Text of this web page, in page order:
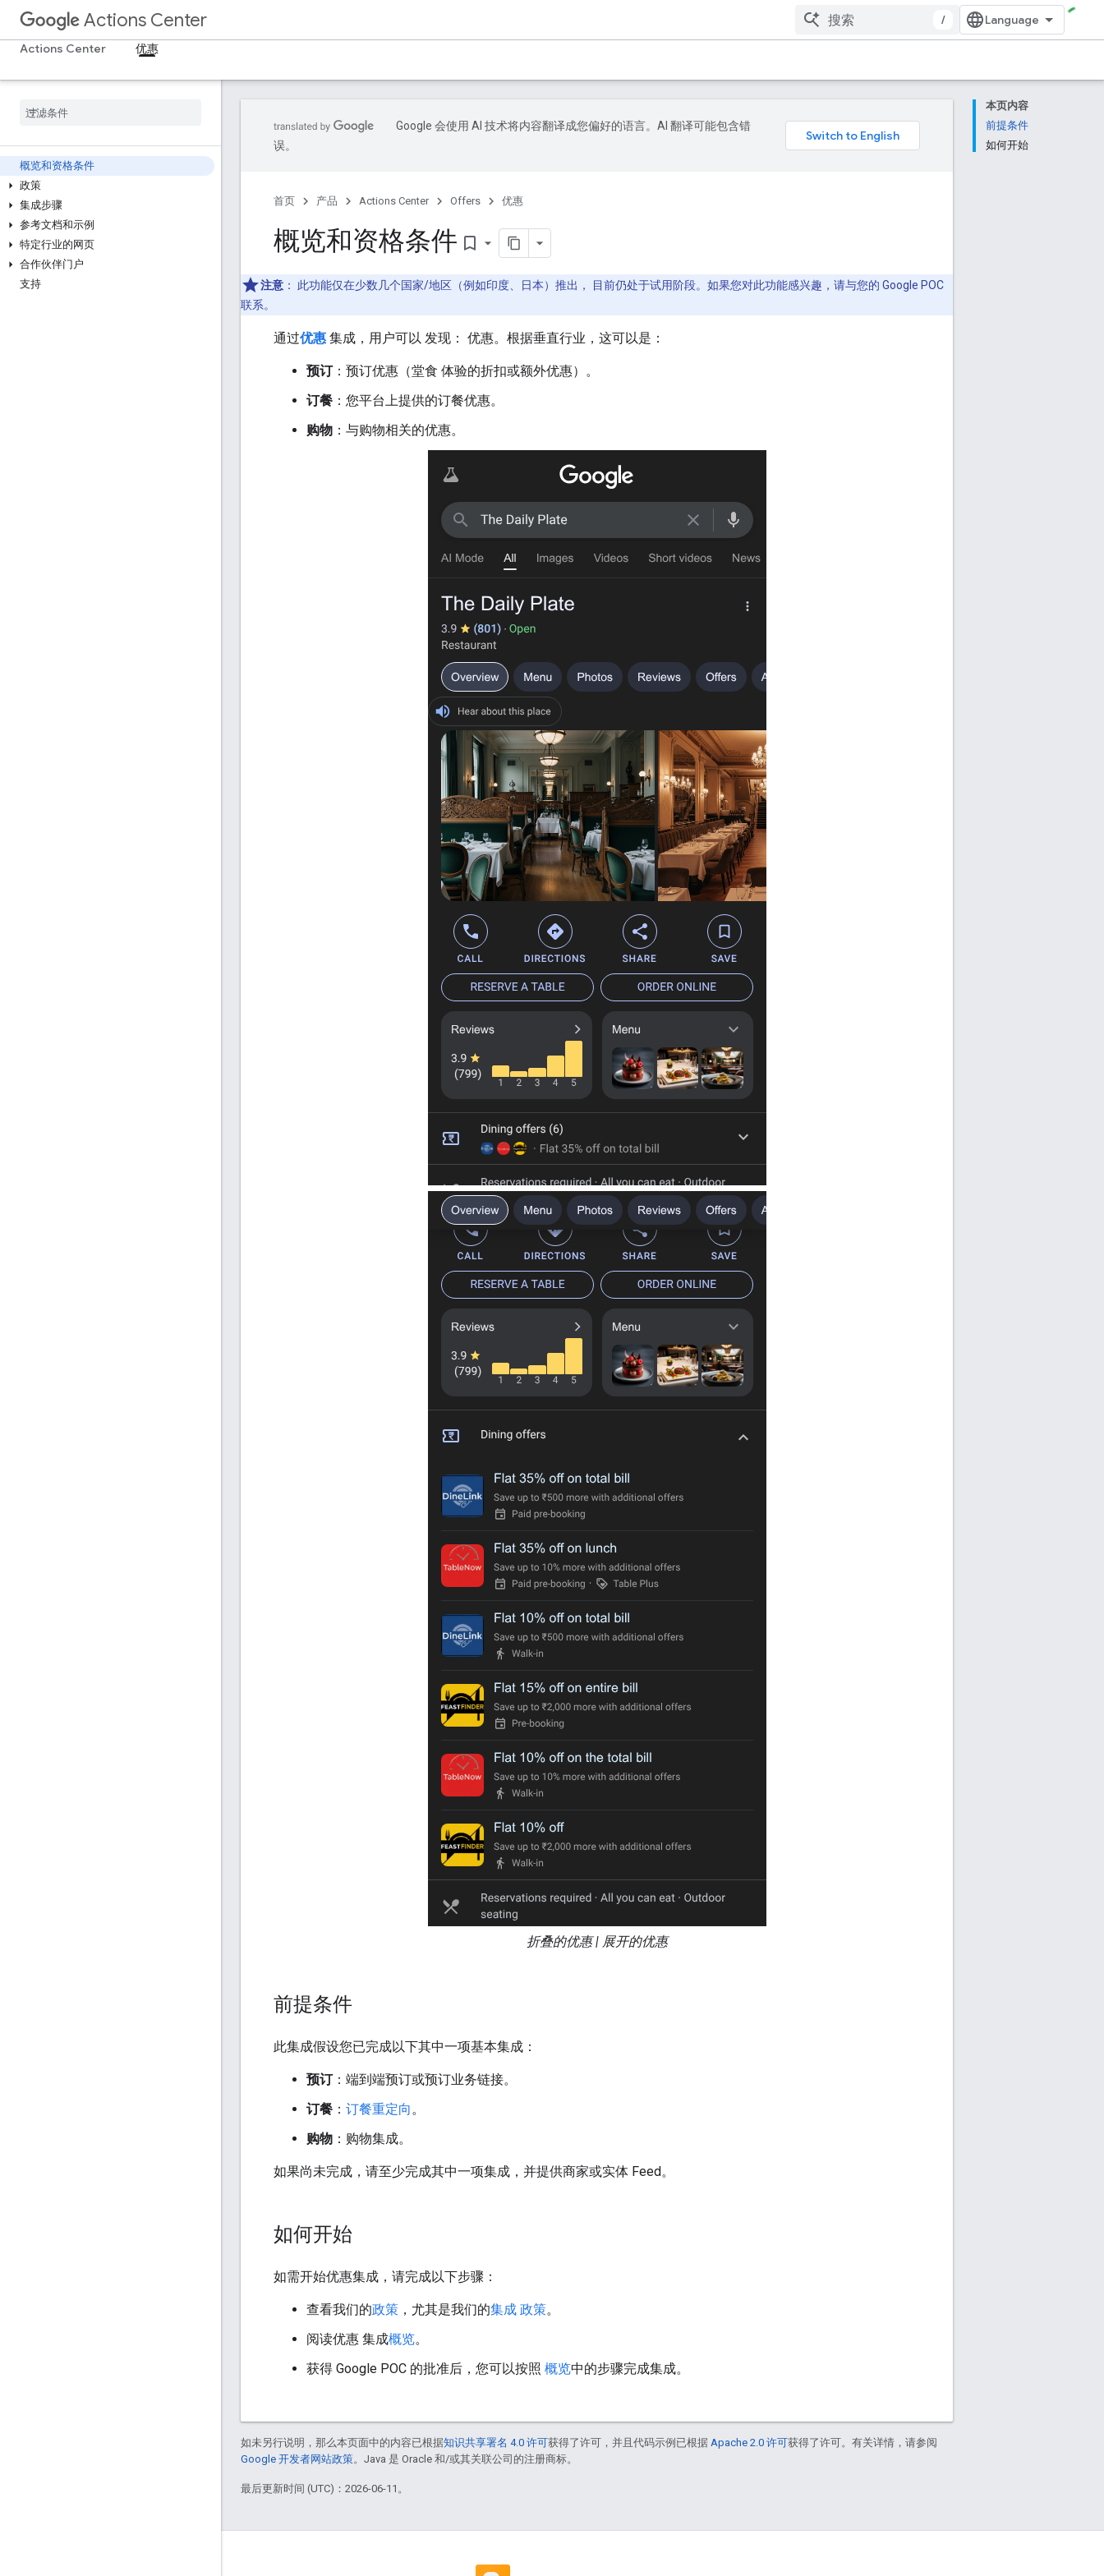
Actions Center
/
Actions Center
优惠
概览和资格条件
政策
集成步骤
参考文档和示例
特定行业的网页
合作伙伴门户
支持
本页内容
前提条件
如何开始
Google 会使用 AI 技术将内容翻译成您偏好的语言。AI 翻译可能包含错
误。
首页 产品 Actions Center Offers 优惠
概览和资格条件 bookmark_border
注意 ：
此功能仅在少数几个国家/地区（例如印度、日本）推出， 目前仍处于试用阶段。如果您对此功能感兴趣，请与您的 Google POC
联系。
通过优惠 集成，用户可以 发现： 优惠。根据垂直行业，这可以是：
预订：预订优惠（堂食 体验的折扣或额外优惠）。
订餐 ：您平台上提供的订餐优惠。
购物 ：与购物相关的优惠。
折叠的优惠 | 展开的优惠
前提条件
此集成假设您已完成以下其中一项基本集成：
预订：端到端预订或预订业务链接。
订餐 ： 订餐重定向。
购物 ：购物集成。
如果尚未完成，请至少完成其中一项集成，并提供商家或实体 Feed。
如何开始
如需开始优惠集成，请完成以下步骤：
查看我们的政策 ，尤其是我们的集成 政策。
阅读优惠 集成概览。
获得 Google POC 的批准后，您可以按照 概览中的步骤完成集成。
如未另行说明，那么本页面中的内容已根据知识共享署名 4.0 许可获得了许可，并且代码示例已根据 Apache 2.0 许可获得了许可。有关详情，请参阅
Google 开发者网站政策。Java 是 Oracle 和/或其关联公司的注册商标。
最后更新时间 (UTC)：2026-06-11。